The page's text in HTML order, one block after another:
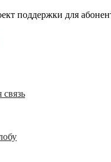
поддержки для